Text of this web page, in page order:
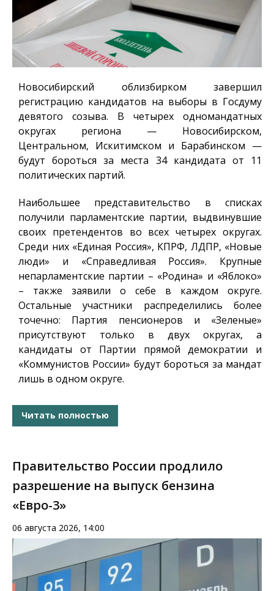
Новосибирский облизбирком завершил
регистрацию кандидатов на выборы в Госдуму
девятого созыва. В четырех одномандатных
округах региона — Новосибирском,
Центральном, Искитимском и Барабинском —
будут бороться за места 34 кандидата от 11
политических партий.
Наибольшее представительство в списках
получили парламентские партии, выдвинувшие
своих претендентов во всех четырех округах.
Среди них «Единая Россия», КПРФ, ЛДПР, «Новые
люди» и «Справедливая Россия». Крупные
непарламентские партии – «Родина» и «Яблоко»
– также заявили о себе в каждом округе.
Остальные участники распределились более
точечно: Партия пенсионеров и «Зеленые»
присутствуют только в двух округах, а
кандидаты от Партии прямой демократии и
«Коммунистов России» будут бороться за мандат
лишь в одном округе.
Читать полностью
Правительство России продлило
разрешение на выпуск бензина
«Евро-3»
06 августа 2026, 14:00